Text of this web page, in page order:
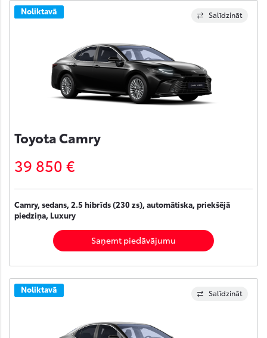
Salīdzināt
Noliktavā
Toyota Camry
39 850 €
Camry, sedans, 2.5 hibrīds (230 zs), automātiska, priekšējā
piedziņa, Luxury
Saņemt piedāvājumu
Salīdzināt
Noliktavā